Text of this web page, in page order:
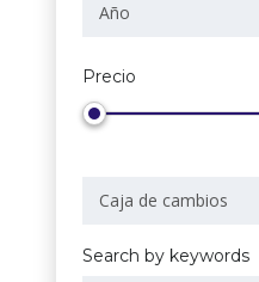
Año
Precio
Caja de cambios
Search by keywords